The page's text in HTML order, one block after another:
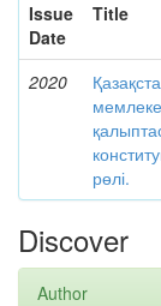
Issue
Date
Title
2020
рөлі.
Discover
Author